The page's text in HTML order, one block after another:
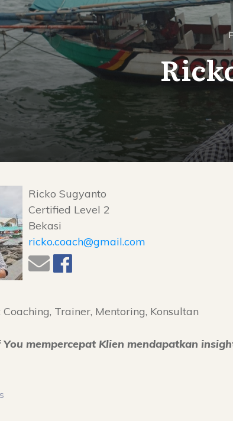
Ricko Sugyanto
Certified Level 2
Bekasi
ricko.coach@gmail.com
Coaching, Trainer, Mentoring, Konsultan
mempercepat Klien mendapatkan